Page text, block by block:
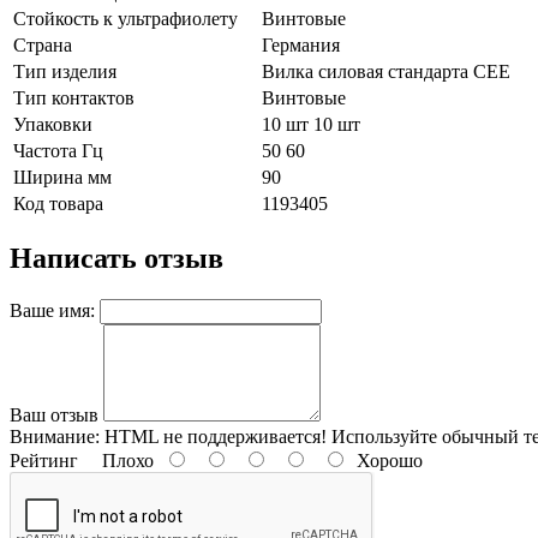
Стойкость к ультрафиолету
Винтовые
Страна
Германия
Тип изделия
Вилка силовая стандарта CEE
Тип контактов
Винтовые
Упаковки
10 шт 10 шт
Частота Гц
50 60
Ширина мм
90
Код товара
1193405
Написать отзыв
Ваше имя:
Ваш отзыв
Внимание: HTML не поддерживается! Используйте обычный
Рейтинг Плохо Хорошо